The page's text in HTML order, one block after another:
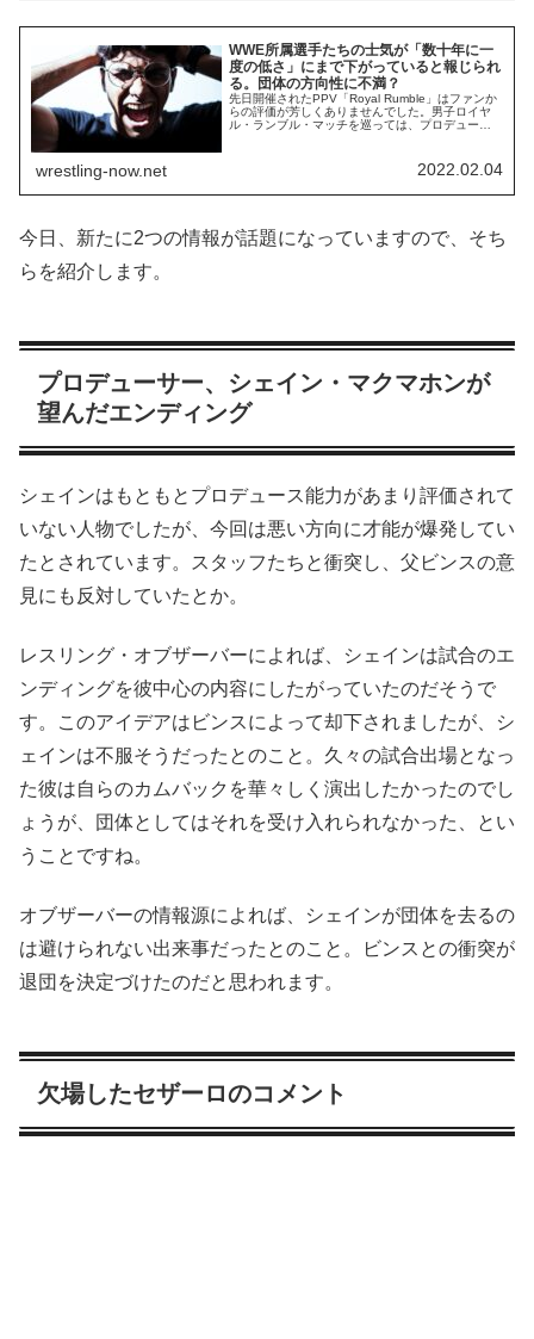
WWE所属選手たちの士気が「数十年に一
度の低さ」にまで下がっていると報じられ
る。団体の方向性に不満？
先日開催されたPPV「Royal Rumble」はファンか
らの評価が芳しくありませんでした。男子ロイヤ
ル・ランブル・マッチを巡っては、プロデューサ
ば、現在のロースターの士気は非常に低く、「数
十年に一度」というレベルの状態になっていると
wrestling-now.net 2022.02.04
今日、新たに2つの情報が話題になっていますので、そち
らを紹介します。
プロデューサー、シェイン・マクマホンが
望んだエンディング
シェインはもともとプロデュース能力があまり評価されて
いない人物でしたが、今回は悪い方向に才能が爆発してい
たとされています。スタッフたちと衝突し、父ビンスの意
見にも反対していたとか。
レスリング・オブザーバーによれば、シェインは試合のエ
ンディングを彼中心の内容にしたがっていたのだそうで
す。このアイデアはビンスによって却下されましたが、シ
ェインは不服そうだったとのこと。久々の試合出場となっ
た彼は自らのカムバックを華々しく演出したかったのでし
ょうが、団体としてはそれを受け入れられなかった、とい
うことですね。
オブザーバーの情報源によれば、シェインが団体を去るの
は避けられない出来事だったとのこと。ビンスとの衝突が
退団を決定づけたのだと思われます。
欠場したセザーロのコメント